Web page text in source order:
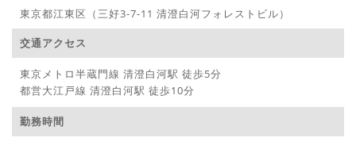
東京都江東区（三好3-7-11 清澄白河フォレストビル）
交通アクセス
東京メトロ半蔵門線 清澄白河駅 徒歩5分
都営大江戸線 清澄白河駅 徒歩10分
勤務時間